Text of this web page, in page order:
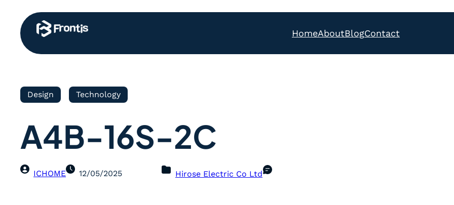
HomeAboutBlogContact
Design Technology
A4B-16S-2C
ICHOME 12/05/2025 Hirose Electric Co Ltd